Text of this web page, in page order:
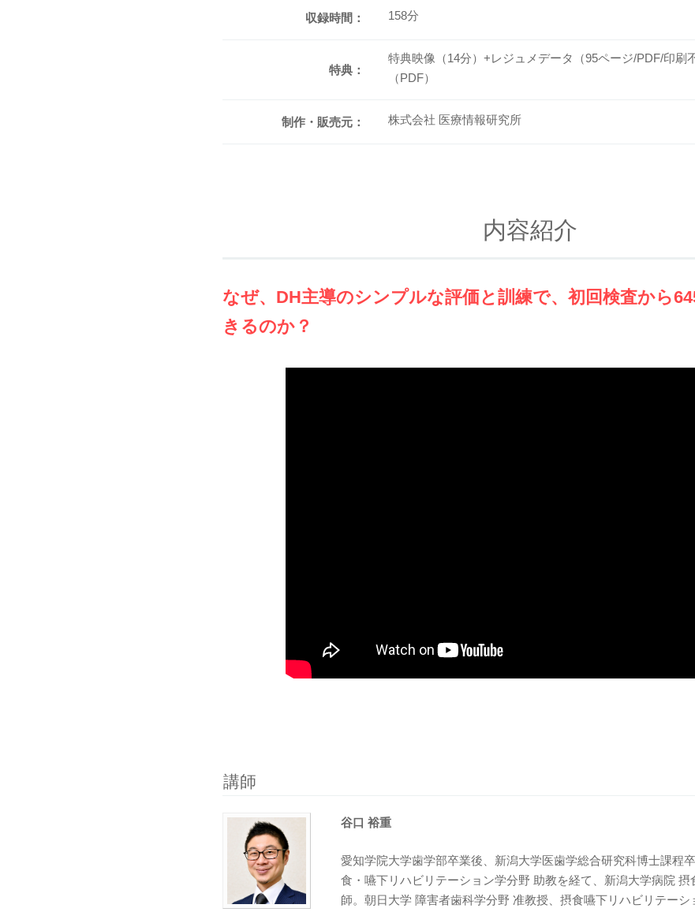
収録時間： 158分
特典：
特典映像（14分）+レジュメデータ（95ページ/PDF/印刷
（PDF）
制作・販売元： 株式会社 医療情報研究所
内容紹介
なぜ、DH主導のシンプルな評価と訓練で、初回検査から
きるのか？
講師
谷口 裕重
愛知学院大学歯学部卒業後、新潟大学医歯学総合研究科博士課程
食・嚥下リハビリテーション学分野 助教を経て、新潟大学病院
師。朝日大学 障害者歯科学分野 准教授、摂食嚥下リハビリテーシ